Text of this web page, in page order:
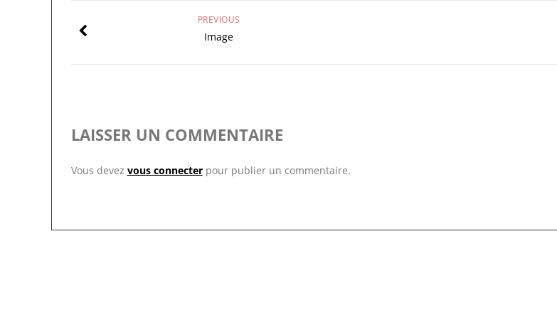
PREVIOUS
Image
LAISSER UN COMMENTAIRE
Vous devez vous connecterpour publier un commentaire.